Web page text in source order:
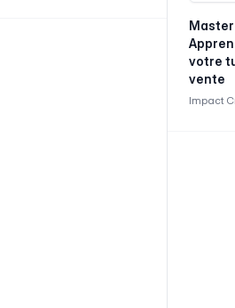
votre
vente
Impact